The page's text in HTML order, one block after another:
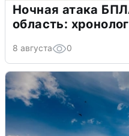
Ночная атака
область:
8 августа 0